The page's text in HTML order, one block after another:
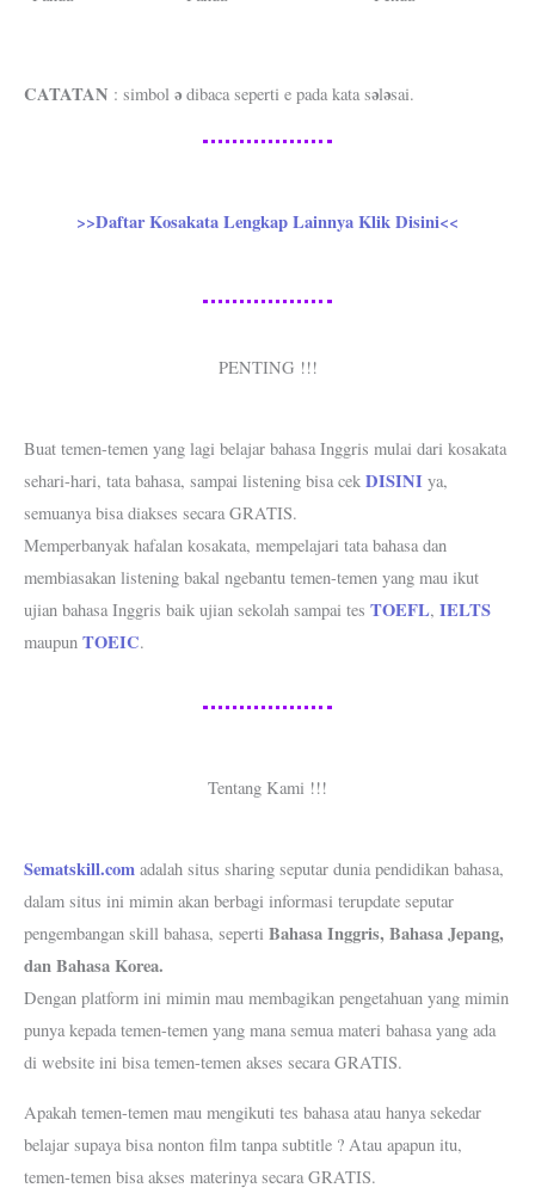
CATATAN : simbol ə dibaca seperti e pada kata sələsai.
>>Daftar Kosakata Lengkap Lainnya Klik Disini<<
PENTING !!!
Buat temen-temen yang lagi belajar bahasa Inggris mulai dari kosakata
sehari-hari, tata bahasa, sampai listening bisa cek DISINI ya,
semuanya bisa diakses secara GRATIS.
Memperbanyak hafalan kosakata, mempelajari tata bahasa dan
membiasakan listening bakal ngebantu temen-temen yang mau ikut
ujian bahasa Inggris baik ujian sekolah sampai tes TOEFL, IELTS
maupun TOEIC.
Tentang Kami !!!
Sematskill.com adalah situs sharing seputar dunia pendidikan bahasa,
dalam situs ini mimin akan berbagi informasi terupdate seputar
pengembangan skill bahasa, seperti Bahasa Inggris, Bahasa Jepang,
dan Bahasa Korea.
Dengan platform ini mimin mau membagikan pengetahuan yang mimin
punya kepada temen-temen yang mana semua materi bahasa yang ada
di website ini bisa temen-temen akses secara GRATIS.
Apakah temen-temen mau mengikuti tes bahasa atau hanya sekedar
belajar supaya bisa nonton film tanpa subtitle ? Atau apapun itu,
temen-temen bisa akses materinya secara GRATIS.